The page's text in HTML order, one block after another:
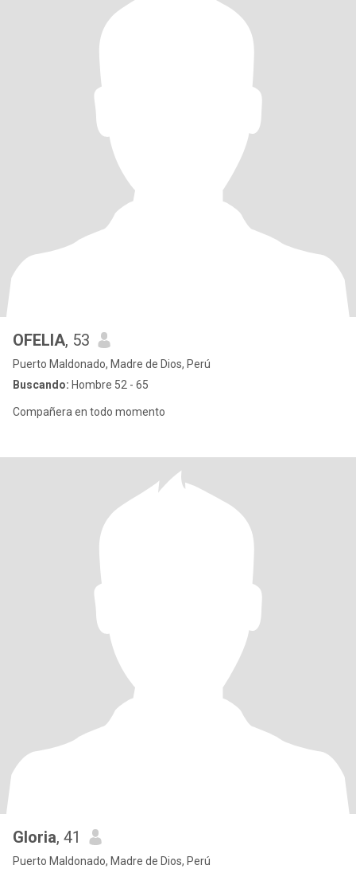
OFELIA, 53
Puerto Maldonado, Madre de Dios, Perú
Buscando: Hombre 52 - 65
Compañera en todo momento
Gloria, 41
Puerto Maldonado, Madre de Dios, Perú